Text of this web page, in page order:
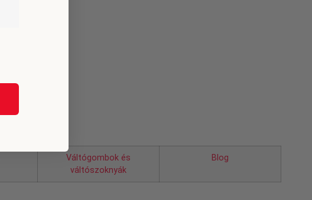
Váltógombok és
váltószoknyák
Blog